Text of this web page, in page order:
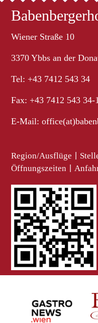
Wiener Straße 10
3370 Ybbs an der
Tel: +43 7412 543 34
Fax: +43 7412 543 34-
E-Mail:
Region/Ausflüge
Öffnungszeiten